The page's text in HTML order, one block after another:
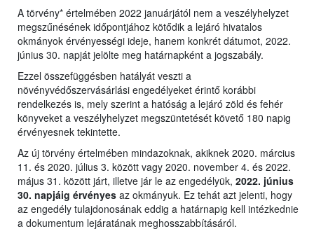
A törvény* értelmében 2022 januárjától nem a veszélyhelyzet
megszűnésének időpontjához kötődik a lejáró hivatalos
okmányok érvényességi ideje, hanem konkrét dátumot, 2022.
június 30. napját jelölte meg határnapként a jogszabály.
Ezzel összefüggésben hatályát veszti a
növényvédőszervásárlási engedélyeket érintő korábbi
rendelkezés is, mely szerint a hatóság a lejáró zöld és fehér
könyveket a veszélyhelyzet megszüntetését követő 180 napig
érvényesnek tekintette.
Az új törvény értelmében mindazoknak, akiknek 2020. március
11. és 2020. július 3. között vagy 2020. november 4. és 2022.
május 31. között járt, illetve jár le az engedélyük, 2022. június
30. napjáig érvényes az okmányuk. Ez tehát azt jelenti, hogy
az engedély tulajdonosának eddig a határnapig kell intézkednie
a dokumentum lejáratának meghosszabbításáról.